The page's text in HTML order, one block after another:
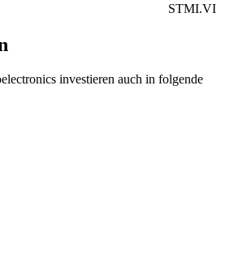
STMI.VI
investieren auch in folgende